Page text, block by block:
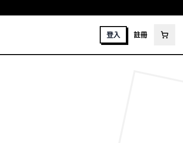
登入 註冊